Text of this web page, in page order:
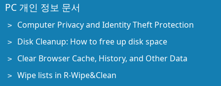
PC 개인 정보 문서
Computer Privacy and Identity Theft Protection
Disk Cleanup: How to free up disk space
Clear Browser Cache, History, and Other Data
Wipe lists in R-Wipe&Clean